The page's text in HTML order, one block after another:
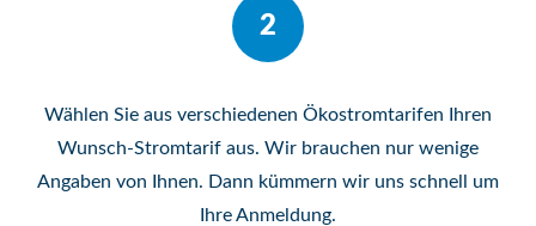
2
Wählen Sie aus verschiedenen Ökostromtarifen Ihren
Wunsch-Stromtarif aus. Wir brauchen nur wenige
Angaben von Ihnen. Dann kümmern wir uns schnell um
Ihre Anmeldung.